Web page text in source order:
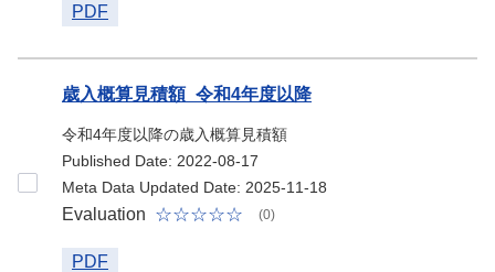
PDF
歳入概算見積額_令和4年度以降
令和4年度以降の歳入概算見積額
Published Date: 2022-08-17
Meta Data Updated Date: 2025-11-18
Evaluation (0)
PDF